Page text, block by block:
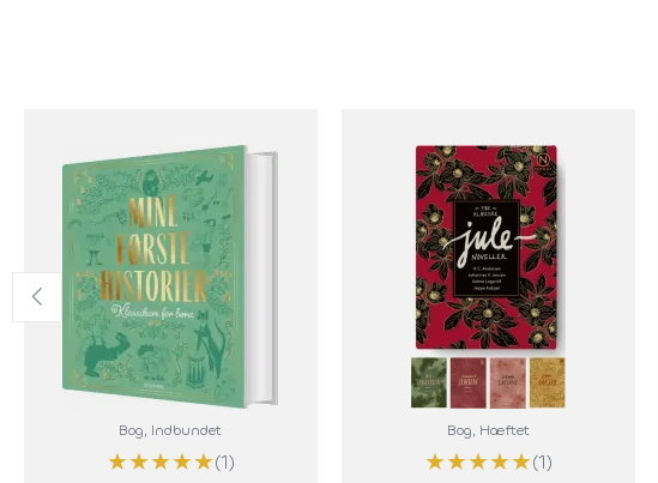
Bog, Indbundet
★★★★★(1)
Bog, Hæftet
★★★★★(1)